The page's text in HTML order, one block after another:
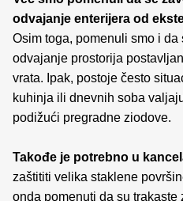
odvajanje enterijera od
Osim toga, pomenuli smo i
odvajanje prostorija
vrata. Ipak, postoje često
kuhinja ili dnevnih soba
podižući pregradne ziodove.
Takođe je potrebno u
zaštititi velika staklene
onda pomenuti da su